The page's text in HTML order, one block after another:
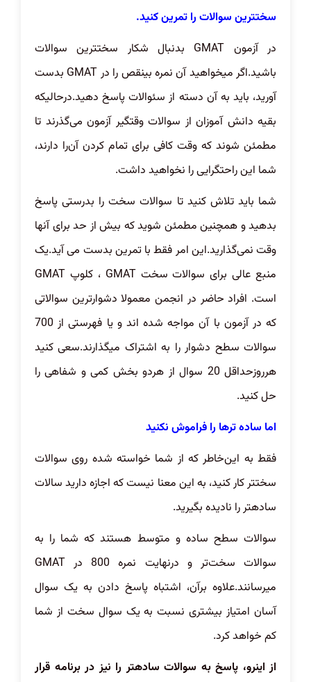
سختترین سوالات را تمرین کنید.
در آزمون GMAT بدنبال شکار سختترین سوالات
باشید.اگر میخواهید آن نمره بینقص را در GMAT بدست
آورید، باید به آن دسته از سئوالات پاسخ دهید.درحالیکه
بقیه دانش آموزان از سوالات وقتگیر آزمون می‌گذرند تا
مطمئن شوند که وقت کافی برای تمام کردن آن‌را دارند،
شما این راحتگرایی را نخواهید داشت.
شما باید تلاش کنید تا سوالات سخت را بدرستی پاسخ
بدهید و همچنین مطمئن شوید که بیش از حد برای آنها
وقت نمی‌گذارید.این امر فقط با تمرین بدست می آید.یک
منبع عالی برای سوالات سخت GMAT ، کلوپ GMAT
است. افراد حاضر در انجمن معمولا دشوارترین سوالاتی
که در آزمون با آن مواجه شده اند و یا فهرستی از 700
سوالات سطح دشوار را به اشتراک میگذارند.سعی کنید
هرروزحداقل 20 سوال از هردو بخش کمی و شفاهی را
حل کنید.
اما ساده ترها را فراموش نکنید
فقط به این‌خاطر که از شما خواسته شده روی سوالات
سختتر کار کنید، به این معنا نیست که اجازه دارید سالات
سادهتر را نادیده بگیرید.
سوالات سطح ساده و متوسط هستند که شما را به
سوالات سخت‌تر و درنهایت نمره 800 در GMAT
میرسانند.علاوه برآن، اشتباه پاسخ دادن به یک سوال
آسان امتیاز بیشتری نسبت به یک سوال سخت از شما
کم خواهد کرد.
از اینرو، پاسخ به سوالات سادهتر را نیز در برنامه قرار